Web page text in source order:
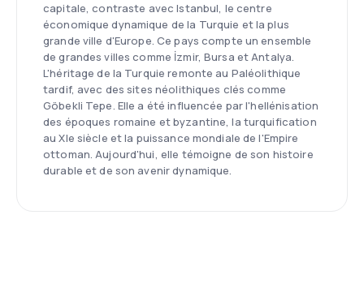
capitale, contraste avec Istanbul, le centre
économique dynamique de la Turquie et la plus
grande ville d'Europe. Ce pays compte un ensemble
de grandes villes comme İzmir, Bursa et Antalya.
L'héritage de la Turquie remonte au Paléolithique
tardif, avec des sites néolithiques clés comme
Göbekli Tepe. Elle a été influencée par l'hellénisation
des époques romaine et byzantine, la turquification
au XIe siècle et la puissance mondiale de l'Empire
ottoman. Aujourd'hui, elle témoigne de son histoire
durable et de son avenir dynamique.